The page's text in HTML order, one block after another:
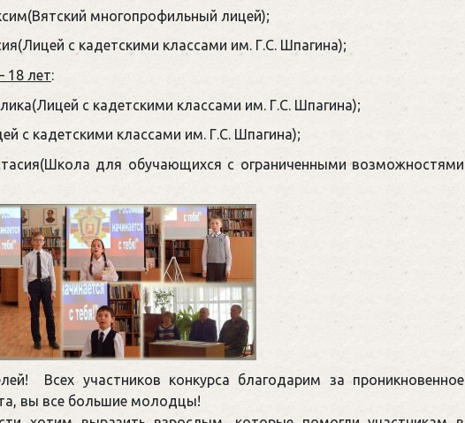
многопрофильный лицей);
с кадетскими классами им. Г.С. Шпагина);
18 лет:
с кадетскими классами им. Г.С. Шпагина);
с кадетскими классами им. Г.С. Шпагина);
для обучающихся с ограниченными возможностями
Всех участников конкурса благодарим за проникновенное
вы все большие молодцы!